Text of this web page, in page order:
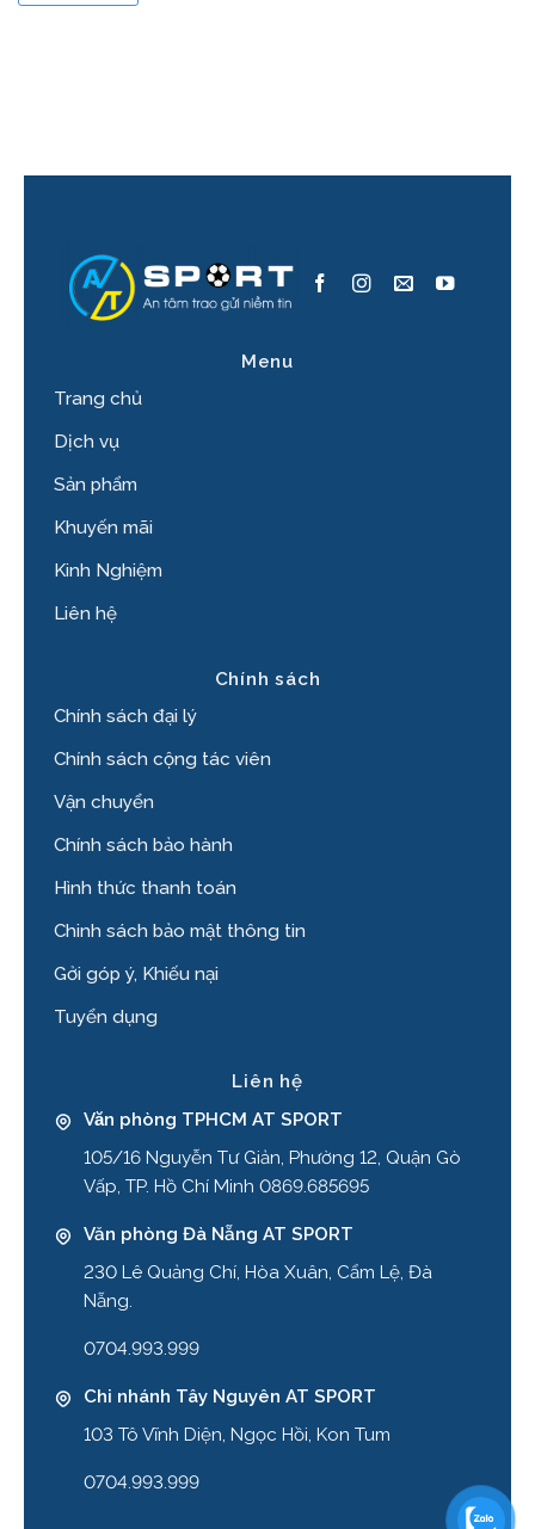
Menu
Trang chủ
Dịch vụ
Sản phẩm
Khuyến mãi
Kinh Nghiệm
Liên hệ
Chính sách
Chính sách đại lý
Chính sách cộng tác viên
Vận chuyển
Chính sách bảo hành
Hình thức thanh toán
Chinh sách bảo mật thông tin
Gởi góp ý, Khiếu nại
Tuyển dụng
Liên hệ
Văn phòng TPHCM AT SPORT
105/16 Nguyễn Tư Giản, Phường 12, Quận Gò
Vấp, TP. Hồ Chí Minh 0869.685695
Văn phòng Đà Nẵng AT SPORT
230 Lê Quảng Chí, Hòa Xuân, Cẩm Lệ, Đà
Nẵng.
0704.993.999
Chi nhánh Tây Nguyên AT SPORT
103 Tô Vĩnh Diện, Ngọc Hồi, Kon Tum
0704.993.999